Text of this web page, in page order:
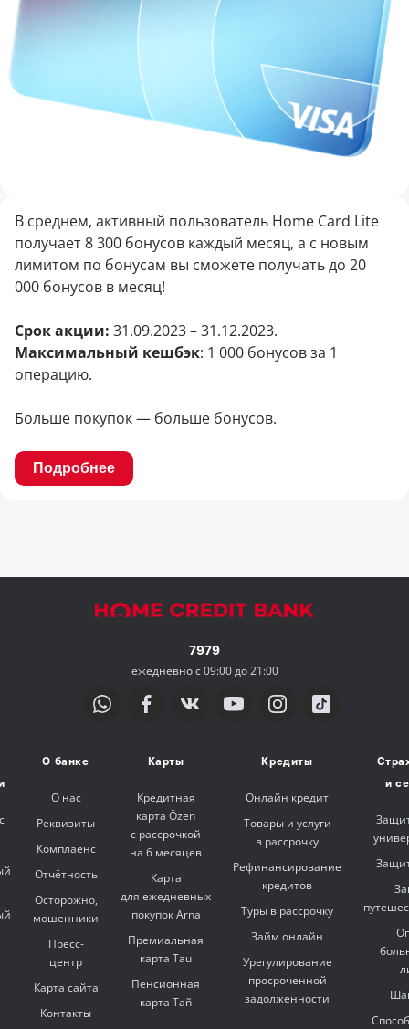
В среднем, активный пользователь Home Card Lite
получает 8 300 бонусов каждый месяц, а с новым
лимитом по бонусам вы сможете получать до 20
000 бонусов в месяц!
Срок акции: 31.09.2023 – 31.12.2023.
Максимальный кешбэк: 1 000 бонусов за 1
операцию.
Больше покупок — больше бонусов.
Подробнее
7979
ежедневно с 09:00 до 21:00
О банке
О нас
Реквизиты
Комплаенс
Отчётность
Осторожно,
мошенники
Пресс-
центр
Карта сайта
Контакты
Карты
Кредитная
карта Özen
с рассрочкой
на 6 месяцев
Карта
для ежедневных
покупок Arna
Премиальная
карта Tau
Пенсионная
карта Tañ
Кредиты
Онлайн кредит
Товары и услуги
в рассрочку
Рефинансирование
кредитов
Туры в рассрочку
Займ онлайн
Урегулирование
просроченной
задолженности
и